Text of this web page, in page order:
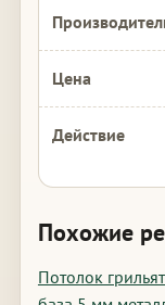
Похожие
Потолок